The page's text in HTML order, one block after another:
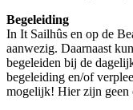
Begeleiding
In It Sailhûs en op de
aanwezig. Daarnaast
begeleiden bij de
begeleiding en/of
mogelijk! Hier zijn geen